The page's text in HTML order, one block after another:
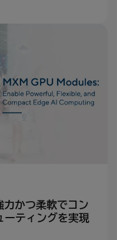
かつ柔軟でコン
ーティングを実現